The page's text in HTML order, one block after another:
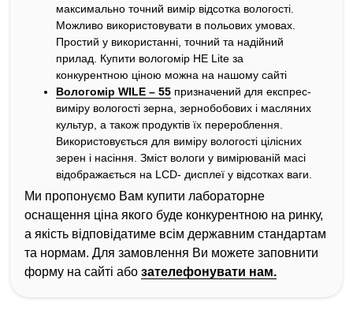
максимально точний вимір відсотка вологості.
Можливо використовувати в польових умовах.
Простий у використанні, точний та надійний
прилад. Купити вологомір HE Lite за
конкурентною ціною можна на нашому сайті
Вологомір WILE – 55 призначений для експрес-
виміру вологості зерна, зернобобових і масляних
культур, а також продуктів їх перероблення.
Використовується для виміру вологості цілісних
зерен і насіння. Зміст вологи у вимірюваній масі
відображається на LCD- дисплеї у відсотках ваги.
Ми пропонуємо Вам купити лабораторне
оснащення ціна якого буде конкурентною на ринку,
а якість відповідатиме всім державним стандартам
та нормам. Для замовлення Ви можете заповнити
форму на сайті або зателефонувати нам.